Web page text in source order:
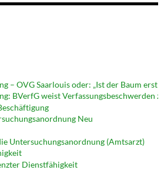
– OVG Saarlouis oder: „Ist der Baum erst
BVerfG weist Verfassungsbeschwerden
Neu
Untersuchungsanordnung (Amtsarzt)
Dienstfähigkeit